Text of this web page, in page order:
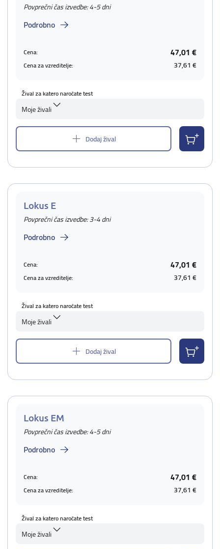
Povprečni čas izvedbe: 4-5 dni
Podrobno
Cena: 47,01 €
Cena za vzreditelje: 37,61 €
Žival za katero naročate test
Moje živali
Dodaj žival
Lokus E
Povprečni čas izvedbe: 3-4 dni
Podrobno
Cena: 47,01 €
Cena za vzreditelje: 37,61 €
Žival za katero naročate test
Moje živali
Dodaj žival
Lokus EM
Povprečni čas izvedbe: 4-5 dni
Podrobno
Cena: 47,01 €
Cena za vzreditelje: 37,61 €
Žival za katero naročate test
Moje živali